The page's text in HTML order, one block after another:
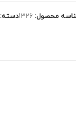
محصول: 1326دسته: